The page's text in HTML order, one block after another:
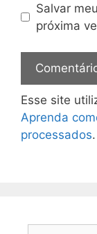
Salvar
próxima
Esse site
Aprenda
processados.